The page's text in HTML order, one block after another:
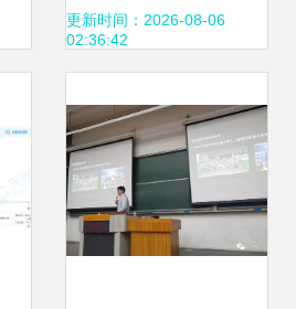
着力缓解民营企业
更新时间：2026-08-06
02:36:42